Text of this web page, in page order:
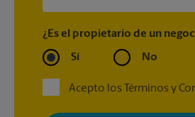
¿Es el propietario de un
Sí No
Acepto los Términos y
Al registrarse, acepta recibir correos